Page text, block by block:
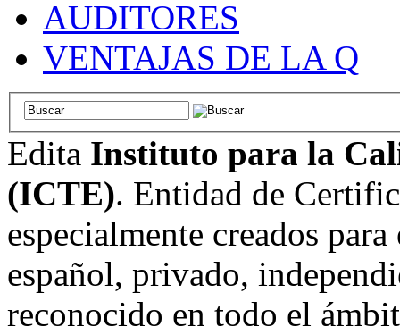
AUDITORES
VENTAJAS DE LA Q
Edita Instituto para la
(ICTE). Entidad de
especialmente creados
español, privado,
reconocido en todo el